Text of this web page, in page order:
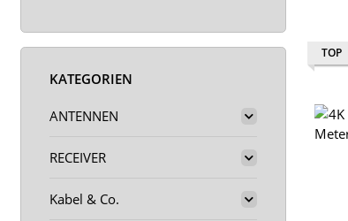
TOP
KATEGORIEN
ANTENNEN
RECEIVER
Kabel & Co.